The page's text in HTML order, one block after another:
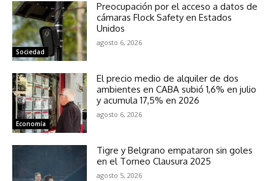
Sociedad
Preocupación por el acceso a datos de
cámaras Flock Safety en Estados
Unidos
agosto 6, 2026
Economía
El precio medio de alquiler de dos
ambientes en CABA subió 1,6% en julio
y acumula 17,5% en 2026
agosto 6, 2026
Tigre y Belgrano empataron sin goles
en el Torneo Clausura 2025
agosto 5, 2026